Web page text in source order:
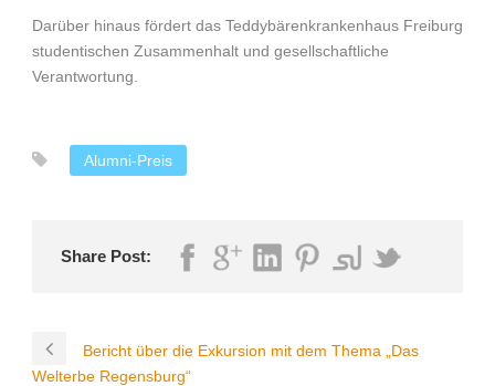
Darüber hinaus fördert das Teddybärenkrankenhaus Freiburg
studentischen Zusammenhalt und gesellschaftliche
Verantwortung.
Alumni-Preis
Share Post:
Bericht über die Exkursion mit dem Thema „Das
Welterbe Regensburg“